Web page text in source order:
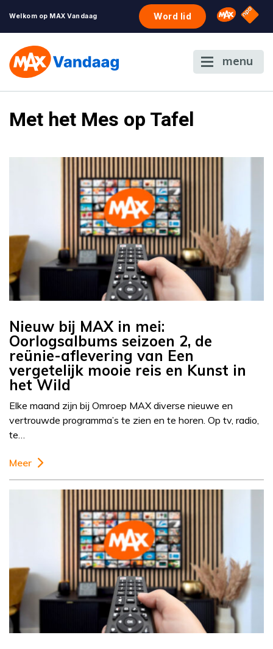
Welkom op MAX Vandaag Word lid Omroep
NPO
menu
Met het Mes op Tafel
Nieuw bij MAX in mei:
Oorlogsalbums seizoen 2, de
reünie-aflevering van Een
vergetelijk mooie reis en Kunst in
het Wild
Elke maand zijn bij Omroep MAX diverse nieuwe en
vertrouwde programma’s te zien en te horen. Op tv, radio,
te…
Meer